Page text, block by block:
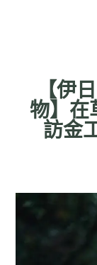
【伊
物】在
訪金